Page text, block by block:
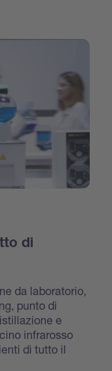
di
da laboratorio,
punto di
e
infrarosso
di tutto il